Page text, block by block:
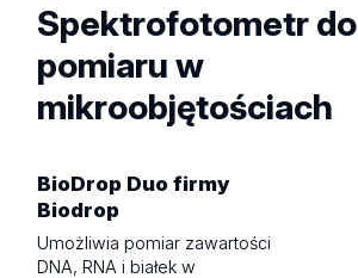
Spektrofotometr do
pomiaru w
mikroobjętościach
BioDrop Duo firmy
Biodrop
Umożliwia pomiar zawartości
DNA, RNA i białek w